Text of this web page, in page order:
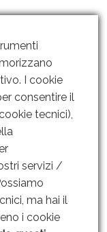
|Web Design By
I cookie
consentire il
tecnici),
servizi /
ma hai il
i cookie